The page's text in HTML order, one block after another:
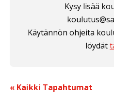
Kysy lisää
Käytännön ohjeita
löydät
« Kaikki Tapahtumat